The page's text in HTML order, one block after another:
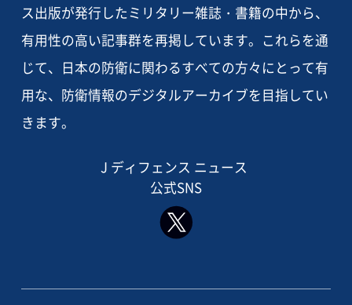
ス出版が発行したミリタリー雑誌・書籍の中から、
有用性の高い記事群を再掲しています。これらを通
じて、日本の防衛に関わるすべての方々にとって有
用な、防衛情報のデジタルアーカイブを目指してい
きます。
J ディフェンス ニュース
公式SNS